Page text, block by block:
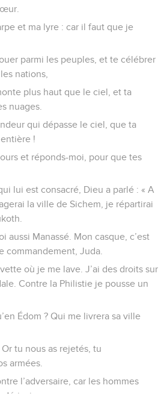
et ma lyre : car il faut que je
parmi les peuples, et te célébrer
nations,
plus haut que le ciel, et ta
nuages.
qui dépasse le ciel, que ta
!
et réponds-moi, pour que tes
lui est consacré, Dieu a parlé : « A
la ville de Sichem, je répartirai
aussi Manassé. Mon casque, c’est
commandement, Juda.
où je me lave. J’ai des droits sur
Contre la Philistie je pousse un
Édom ? Qui me livrera sa ville
tu nous as rejetés, tu
armées.
l’adversaire, car les hommes